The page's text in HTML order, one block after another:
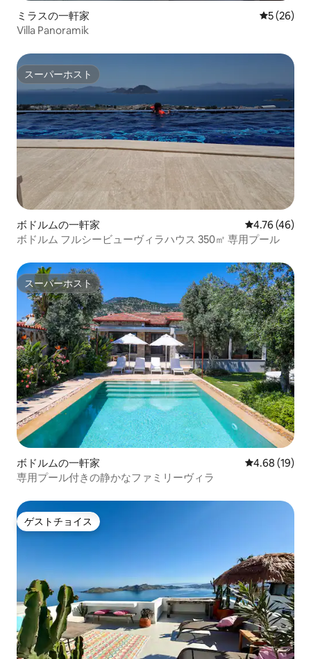
ミラスの一軒家 レビュー
5 (26)
Villa Panoramik
スーパーホスト
スーパーホスト
ボドルムの一軒家 レビュー46
4.76 (46)
ボドルム フルシービューヴィラハウス 350㎡ 専用プール
スーパーホスト
スーパーホスト
ボドルムの一軒家 レビュー19
4.68 (19)
専用プール付きの静かなファミリーヴィラ
ゲストチョイス
ゲストチョイス